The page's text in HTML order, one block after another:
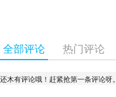
全部评论 热门评论
还木有评论哦！赶紧抢第一条评论呀。